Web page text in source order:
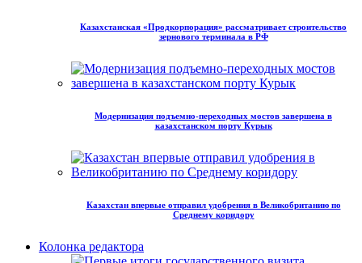
Казахстанская «Продкорпорация» рассматривает строительство
зернового терминала в РФ
Модернизация подъемно-переходных мостов завершена в
казахстанском порту Курык
Казахстан впервые отправил удобрения в Великобританию по
Среднему коридору
Колонка редактора